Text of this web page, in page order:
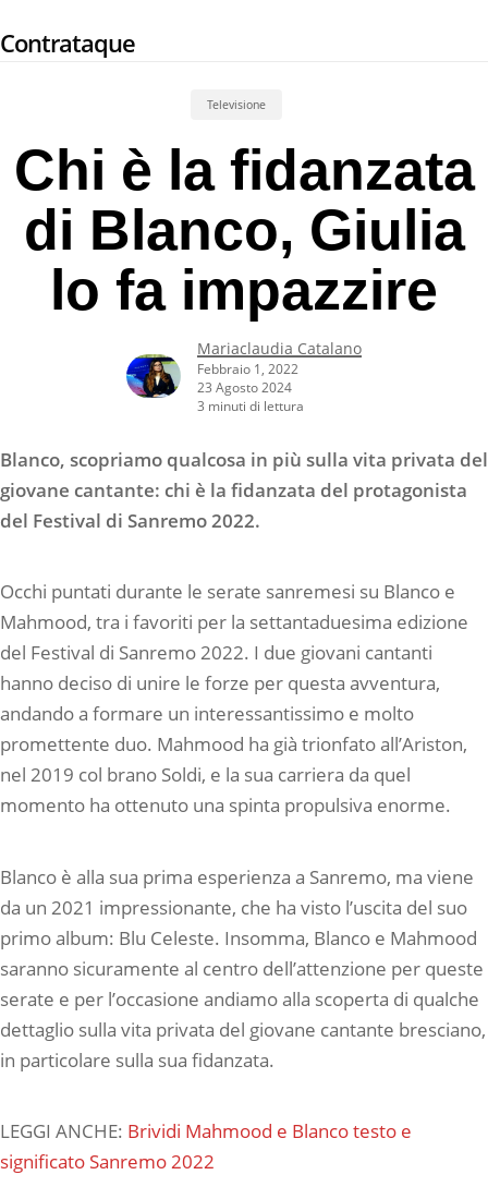
to
Contrataque
Televisione
Chi è la fidanzata
di Blanco, Giulia
lo fa impazzire
Mariaclaudia Catalano
Febbraio 1, 2022
23 Agosto 2024
3 minuti di lettura
Blanco, scopriamo qualcosa in più sulla vita privata del
giovane cantante: chi è la fidanzata del protagonista
del Festival di Sanremo 2022.
Occhi puntati durante le serate sanremesi su Blanco e
Mahmood, tra i favoriti per la settantaduesima edizione
del Festival di Sanremo 2022. I due giovani cantanti
hanno deciso di unire le forze per questa avventura,
andando a formare un interessantissimo e molto
promettente duo. Mahmood ha già trionfato all’Ariston,
nel 2019 col brano Soldi, e la sua carriera da quel
momento ha ottenuto una spinta propulsiva enorme.
Blanco è alla sua prima esperienza a Sanremo, ma viene
da un 2021 impressionante, che ha visto l’uscita del suo
primo album: Blu Celeste. Insomma, Blanco e Mahmood
saranno sicuramente al centro dell’attenzione per queste
serate e per l’occasione andiamo alla scoperta di qualche
dettaglio sulla vita privata del giovane cantante bresciano,
in particolare sulla sua fidanzata.
LEGGI ANCHE: Brividi Mahmood e Blanco testo e
significato Sanremo 2022